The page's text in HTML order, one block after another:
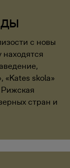
с новы
находятся
«Kates skola»
стран и